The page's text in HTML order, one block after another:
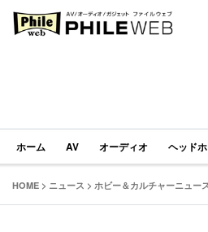
PHILE WEB｜AV/オーディオ/ガ
ホーム AV オーディオ ヘッド
HOME > ニュース > ホビー＆カルチャーニュー